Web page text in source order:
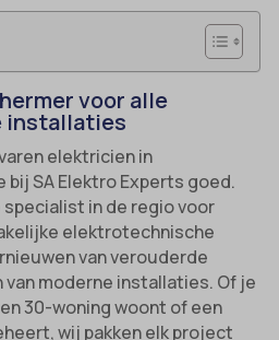
voor alle
installaties
elektricien in
SA Elektro Experts goed.
in de regio voor
elektrotechnische
van verouderde
moderne installaties. Of je
30-woning woont of een
wij pakken elk project